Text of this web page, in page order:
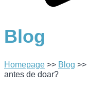
Blog
Homepage >> Blog >>
antes de doar?